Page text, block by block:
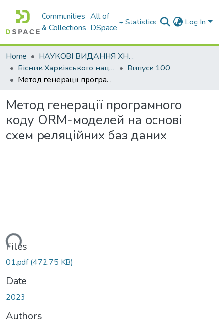
Communities
& Collections
All of
DSpace
Statistics Log In
Home
НАУКОВІ ВИДАННЯ ХНАДУ
Вісник Харківського національного автомобільно-дорожнього університету / Вестник Харьковского национального автомобильно-дорожного университета
Випуск 100
Метод генерації програмного коду ORM-моделей на основі схем реляційних баз даних
Метод генерації програмного
коду ORM-моделей на основі
схем реляційних баз даних
Files
01.pdf(472.75 KB)
Date
2023
Authors